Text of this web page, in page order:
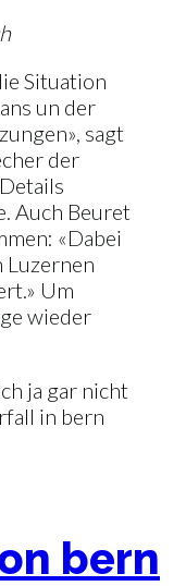
Situation
un der
sagt
der
Auch Beuret
«Dabei
Luzernen
Um
wieder
ja gar nicht
in bern
bern